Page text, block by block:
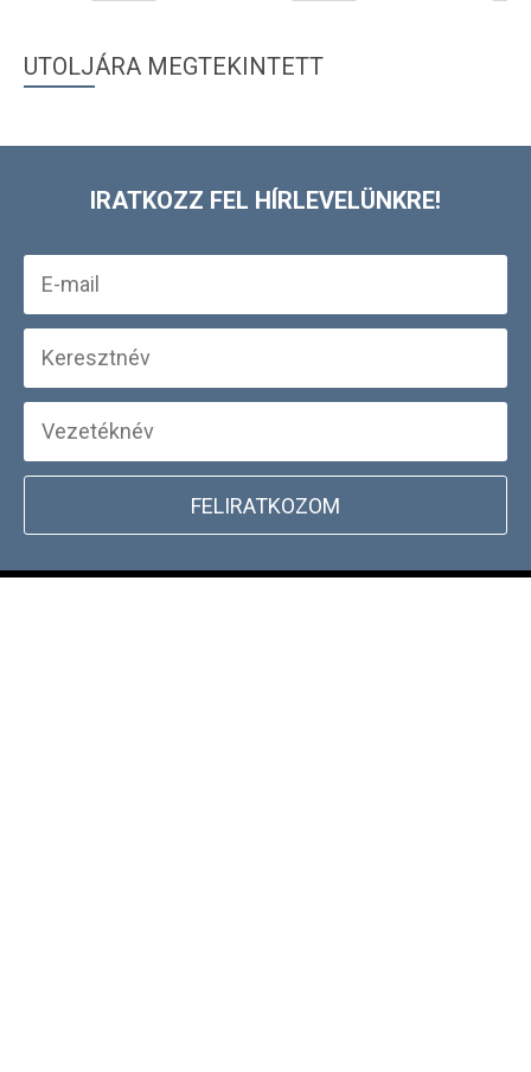
UTOLJÁRA MEGTEKINTETT
IRATKOZZ FEL HÍRLEVELÜNKRE!
FELIRATKOZOM